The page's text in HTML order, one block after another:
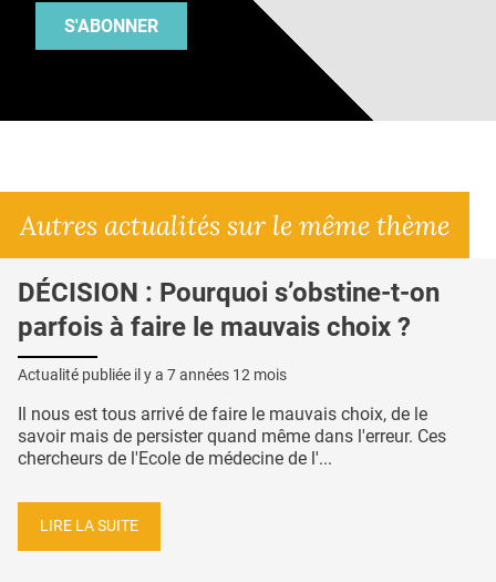
S'ABONNER
Autres actualités sur le même thème
DÉCISION : Pourquoi s’obstine-t-on
parfois à faire le mauvais choix ?
Actualité publiée il y a 7 années 12 mois
Il nous est tous arrivé de faire le mauvais choix, de le
savoir mais de persister quand même dans l'erreur. Ces
chercheurs de l'Ecole de médecine de l'...
LIRE LA SUITE